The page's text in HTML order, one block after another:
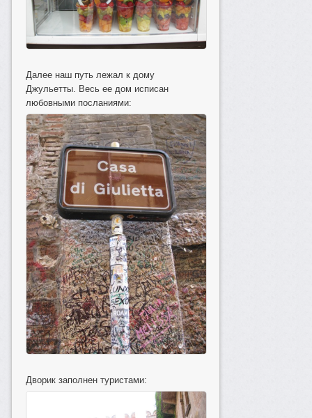
Далее наш путь лежал к дому
Джульетты. Весь ее дом исписан
любовными посланиями:
Дворик заполнен туристами: